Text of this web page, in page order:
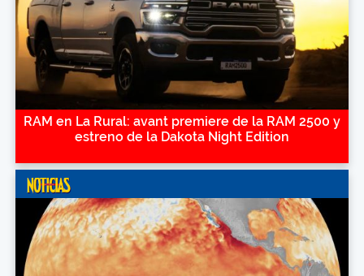
RAM en La Rural: avant premiere de la RAM 2500 y
estreno de la Dakota Night Edition